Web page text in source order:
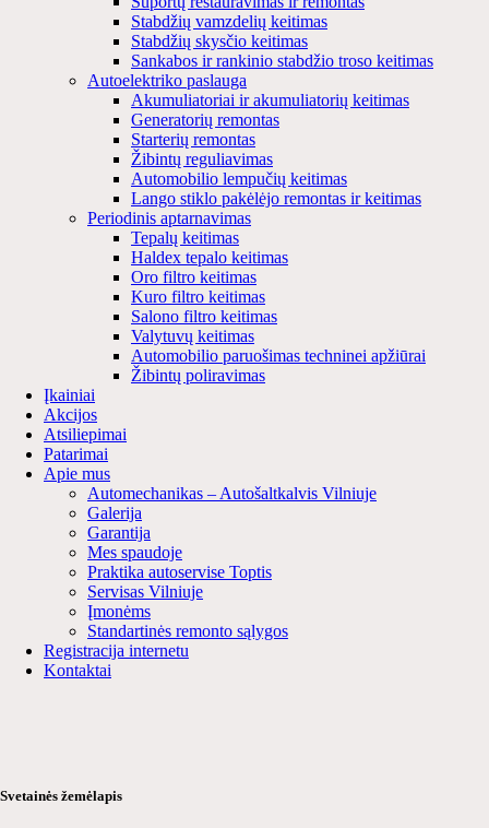
Stabdžių vamzdelių keitimas
Stabdžių skysčio keitimas
Sankabos ir rankinio stabdžio troso keitimas
Autoelektriko paslauga
Akumuliatoriai ir akumuliatorių keitimas
Generatorių remontas
Starterių remontas
Žibintų reguliavimas
Automobilio lempučių keitimas
Lango stiklo pakėlėjo remontas ir keitimas
Periodinis aptarnavimas
Tepalų keitimas
Haldex tepalo keitimas
Oro filtro keitimas
Kuro filtro keitimas
Salono filtro keitimas
Valytuvų keitimas
Automobilio paruošimas techninei apžiūrai
Žibintų poliravimas
Įkainiai
Akcijos
Atsiliepimai
Patarimai
Apie mus
Automechanikas – Autošaltkalvis Vilniuje
Galerija
Garantija
Mes spaudoje
Praktika autoservise Toptis
Servisas Vilniuje
Įmonėms
Standartinės remonto sąlygos
Registracija internetu
Kontaktai
Svetainės žemėlapis